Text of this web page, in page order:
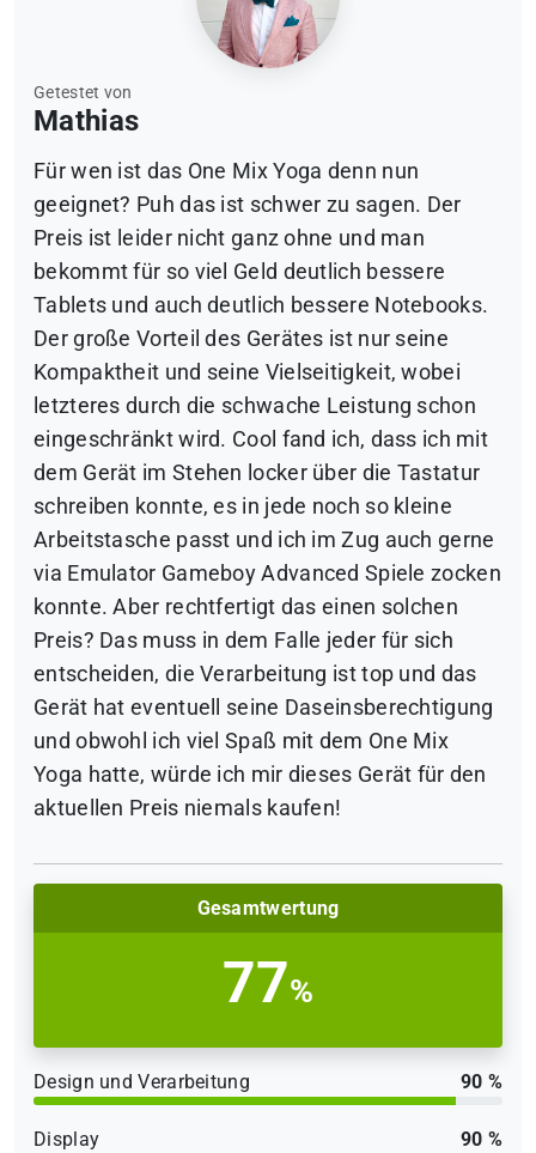
Getestet von
Mathias
Für wen ist das One Mix Yoga denn nun
geeignet? Puh das ist schwer zu sagen. Der
Preis ist leider nicht ganz ohne und man
bekommt für so viel Geld deutlich bessere
Tablets und auch deutlich bessere Notebooks.
Der große Vorteil des Gerätes ist nur seine
Kompaktheit und seine Vielseitigkeit, wobei
letzteres durch die schwache Leistung schon
eingeschränkt wird. Cool fand ich, dass ich mit
dem Gerät im Stehen locker über die Tastatur
schreiben konnte, es in jede noch so kleine
Arbeitstasche passt und ich im Zug auch gerne
via Emulator Gameboy Advanced Spiele zocken
konnte. Aber rechtfertigt das einen solchen
Preis? Das muss in dem Falle jeder für sich
entscheiden, die Verarbeitung ist top und das
Gerät hat eventuell seine Daseinsberechtigung
und obwohl ich viel Spaß mit dem One Mix
Yoga hatte, würde ich mir dieses Gerät für den
aktuellen Preis niemals kaufen!
Gesamtwertung
77%
Design und Verarbeitung 90 %
Display 90 %